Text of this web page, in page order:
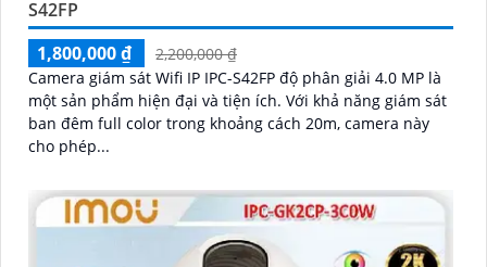
S42FP
1,800,000 ₫
2,200,000 ₫
Camera giám sát Wifi IP IPC-S42FP độ phân giải 4.0 MP là
một sản phẩm hiện đại và tiện ích. Với khả năng giám sát
ban đêm full color trong khoảng cách 20m, camera này
cho phép...